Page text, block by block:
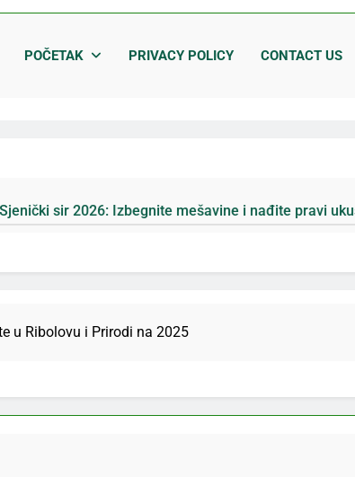
POČETAK PRIVACY POLICY CONTACT US
mešavine i nađite pravi ukus [Cene]
u Ribolovu i Prirodi na 2025